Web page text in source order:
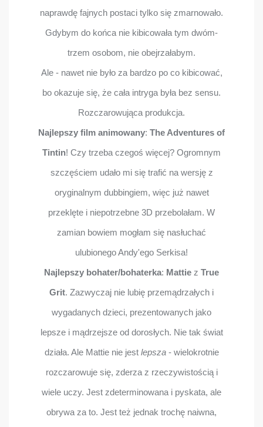
naprawdę fajnych postaci tylko się zmarnowało.
Gdybym do końca nie kibicowała tym dwóm-
trzem osobom, nie obejrzałabym.
Ale - nawet nie było za bardzo po co kibicować,
bo okazuje się, że cała intryga była bez sensu.
Rozczarowująca produkcja.
Najlepszy film animowany: The Adventures of
Tintin! Czy trzeba czegoś więcej? Ogromnym
szczęściem udało mi się trafić na wersję z
oryginalnym dubbingiem, więc już nawet
przeklęte i niepotrzebne 3D przebolałam. W
zamian bowiem mogłam się nasłuchać
ulubionego Andy'ego Serkisa!
Najlepszy bohater/bohaterka: Mattie z True
Grit. Zazwyczaj nie lubię przemądrzałych i
wygadanych dzieci, prezentowanych jako
lepsze i mądrzejsze od dorosłych. Nie tak świat
działa. Ale Mattie nie jest lepsza- wielokrotnie
rozczarowuje się, zderza z rzeczywistością i
wiele uczy. Jest zdeterminowana i pyskata, ale
obrywa za to. Jest też jednak trochę naiwna,